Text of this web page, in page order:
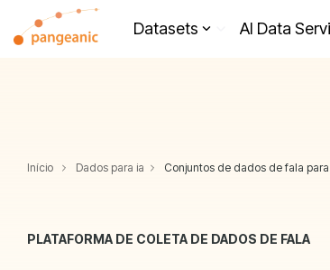
the
Datasets AI Data
Início Dados para ia Conjuntos de dados de fala
PLATAFORMA DE COLETA DE DADOS DE FALA